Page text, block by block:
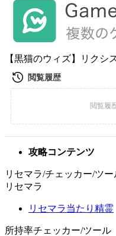
【黒猫のウィズ】リクシ
攻略コンテンツ
リセマラ/チェッカー/ツー
リセマラ
リセマラ当たり精霊
所持率チェッカー/ツール